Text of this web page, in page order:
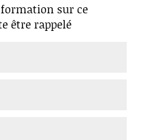
sur ce
être rappelé